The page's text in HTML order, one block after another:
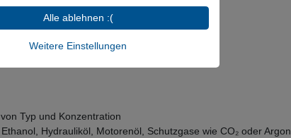
Typ und Konzentration
Hydrauliköl, Motorenöl, Schutzgase wie CO₂ oder Argon
Alle ablehnen :(
Weitere Einstellungen